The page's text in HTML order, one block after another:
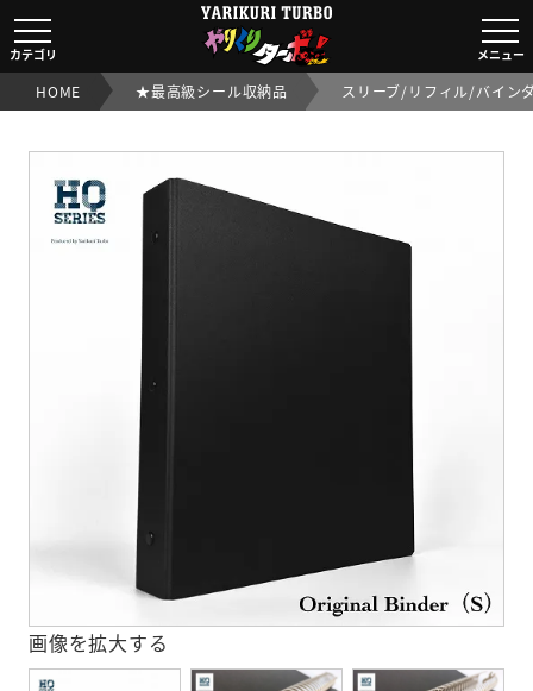
【SMALL】
最高級バインダー
｜【ビックリマンシール実店舗買取OK/交渉OK】スーパー
カテゴリ メニュー
HOME ★最高級シール収納品 スリーブ/リフィル/バイン
画像を拡大する